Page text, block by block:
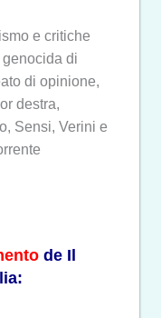
e critiche
di
di opinione,
destra,
Sensi, Verini e
de Il